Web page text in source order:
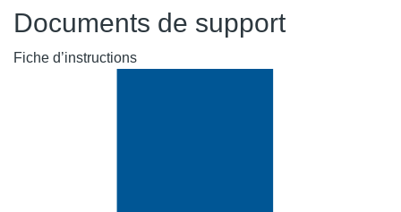
Documents de support
Fiche d’instructions